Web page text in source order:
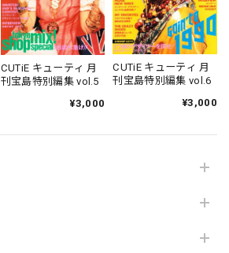
CUTiE キューティ 月
刊宝島特別編集 vol.5
¥3,000
CUTiE キューティ 月
刊宝島特別編集 vol.6
¥3,000